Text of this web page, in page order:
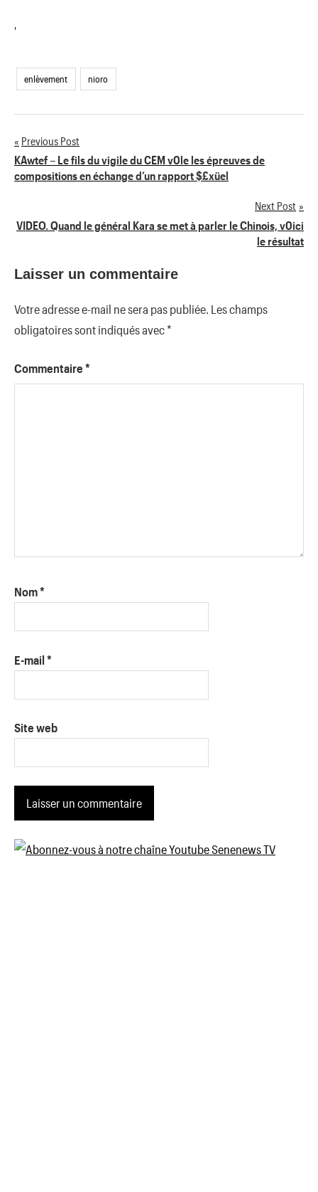
'
enlèvement nioro
Navigation
de
Previous Post
KAwtef – Le fils du vigile du CEM v0le les épreuves de
compositions en échange d’un rapport $£xüel
Next Post
VIDEO. Quand le général Kara se met à parler le Chinois, v0ici
le résultat
Laisser un commentaire
Votre adresse e-mail ne sera pas publiée. Les champs
obligatoires sont indiqués avec*
Commentaire *
Nom*
E-mail *
Site web